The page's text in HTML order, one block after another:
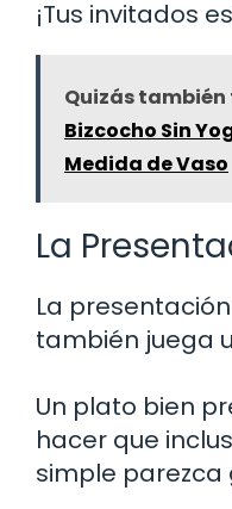
¡Tus invitados
Quizás también
Bizcocho Sin
Medida de Vaso
La
La
también juega
Un plato bien
hacer que
simple parezca